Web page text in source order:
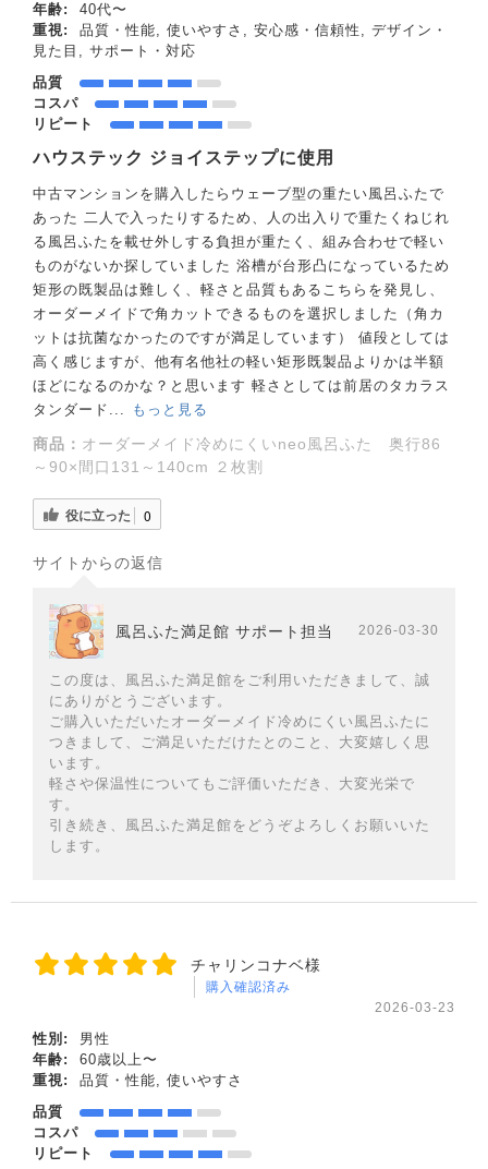
年齢:
40代〜
重視:
品質・性能, 使いやすさ, 安心感・信頼性, デザイン・
見た目, サポート・対応
品質
コスパ
リピート
ハウステック ジョイステップに使用
中古マンションを購入したらウェーブ型の重たい風呂ふたで
あった 二人で入ったりするため、人の出入りで重たくねじれ
る風呂ふたを載せ外しする負担が重たく、組み合わせで軽い
ものがないか探していました 浴槽が台形凸になっているため
矩形の既製品は難しく、軽さと品質もあるこちらを発見し、
オーダーメイドで角カットできるものを選択しました（角カ
ットは抗菌なかったのですが満足しています） 値段としては
高く感じますが、他有名他社の軽い矩形既製品よりかは半額
ほどになるのかな？と思います 軽さとしては前居のタカラス
タンダード...
もっと見る
商品： オーダーメイド冷めにくいneo風呂ふた 奥行86
～90×間口131～140cm ２枚割
役に立った 0
サイトからの返信
風呂ふた満足館 サポート担当 2026-03-30
この度は、風呂ふた満足館をご利用いただきまして、誠
にありがとうございます。
ご購入いただいたオーダーメイド冷めにくい風呂ふたに
つきまして、ご満足いただけたとのこと、大変嬉しく思
います。
軽さや保温性についてもご評価いただき、大変光栄で
す。
引き続き、風呂ふた満足館をどうぞよろしくお願いいた
します。
チャリンコナベ様
購入確認済み
2026-03-23
性別:
男性
年齢:
60歳以上〜
重視:
品質・性能, 使いやすさ
品質
コスパ
リピート